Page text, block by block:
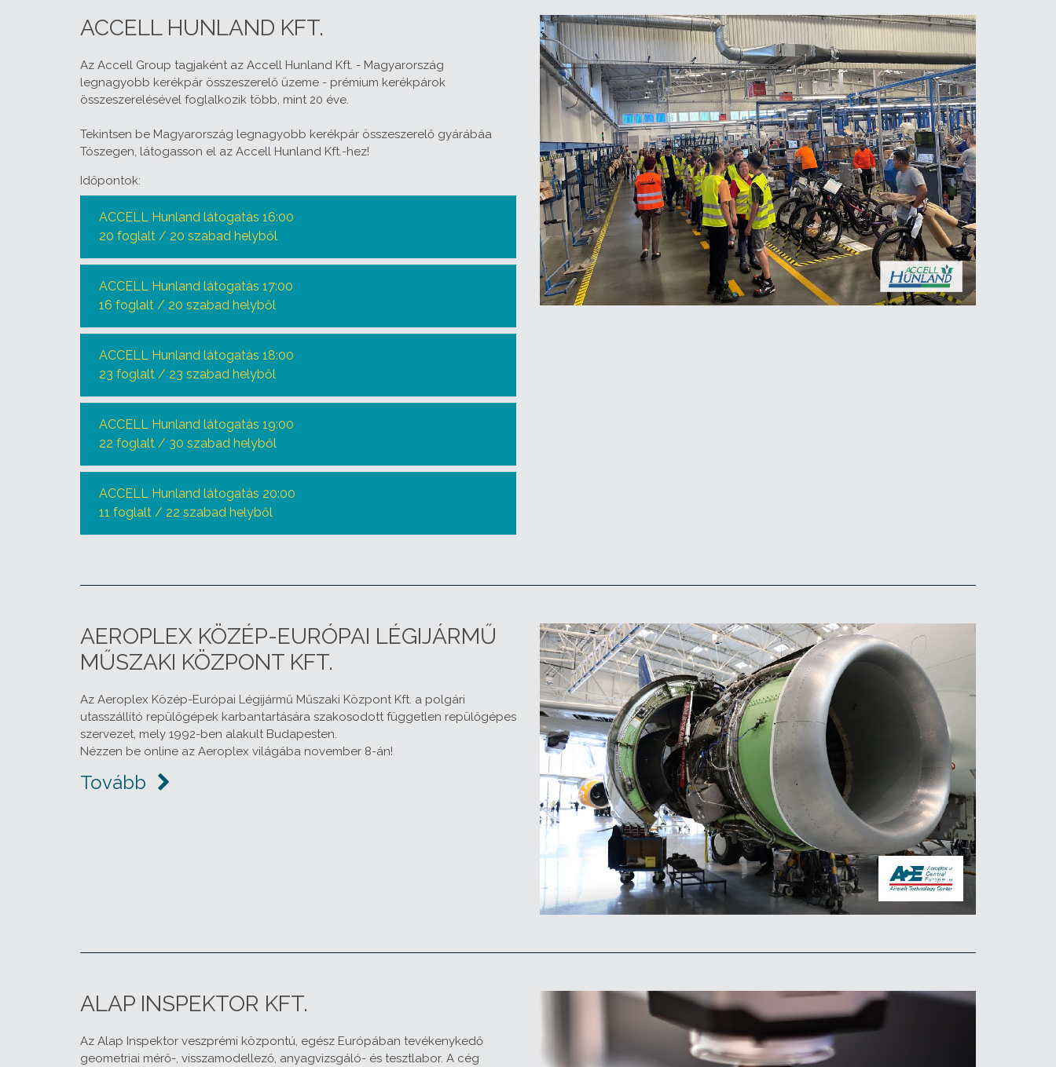
ACCELL HUNLAND KFT.
Az Accell Group tagjaként az Accell Hunland Kft. - Magyarország
legnagyobb kerékpár összeszerelő üzeme - prémium kerékpárok
összeszerelésével foglalkozik több, mint 20 éve.
Tekintsen be Magyarország legnagyobb kerékpár összeszerelő gyárábáa
Tószegen, látogasson el az Accell Hunland Kft.-hez!
Időpontok:
ACCELL Hunland látogatás 16:00
20 foglalt / 20 szabad helyből
ACCELL Hunland látogatás 17:00
16 foglalt / 20 szabad helyből
ACCELL Hunland látogatás 18:00
23 foglalt / 23 szabad helyből
ACCELL Hunland látogatás 19:00
22 foglalt / 30 szabad helyből
ACCELL Hunland látogatás 20:00
11 foglalt / 22 szabad helyből
AEROPLEX KÖZÉP-EURÓPAI LÉGIJÁRMŰ
MŰSZAKI KÖZPONT KFT.
Az Aeroplex Közép-Európai Légijármű Műszaki Központ Kft. a polgári
utasszállító repülőgépek karbantartására szakosodott független repülőgépes
szervezet, mely 1992-ben alakult Budapesten.
Nézzen be online az Aeroplex világába november 8-án!
Tovább
ALAP INSPEKTOR KFT.
Az Alap Inspektor veszprémi központú, egész Európában tevékenykedő
geometriai mérő-, visszamodellező, anyagvizsgáló- és tesztlabor. A cég